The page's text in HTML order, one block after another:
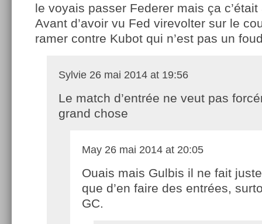
le voyais passer Federer mais ça c’était
Avant d’avoir vu Fed virevolter sur le
ramer contre Kubot qui n’est pas un
Sylvie 26 mai 2014 at 19:56
Le match d’entrée ne veut pas
grand chose
May 26 mai 2014 at 20:05
Ouais mais Gulbis il ne fait
que d’en faire des entrées,
GC.